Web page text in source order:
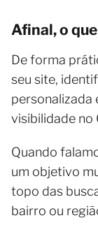
Afinal, o
De forma
seu site,
personalizada
visibilidade no
Quando
um objetivo
topo das
bairro ou